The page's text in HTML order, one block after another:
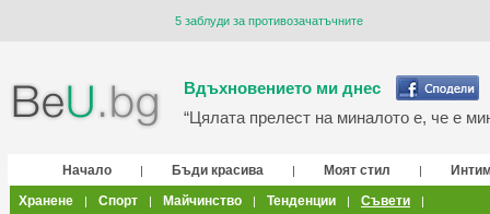
5 заблуди за противозачатъчните
Вдъхновението ми днес
“Цялата прелест на миналото е, че е
Начало | Бъди красива | Моят стил |
Хранене
| Спорт | Майчинство | Тенденции | Съвети |